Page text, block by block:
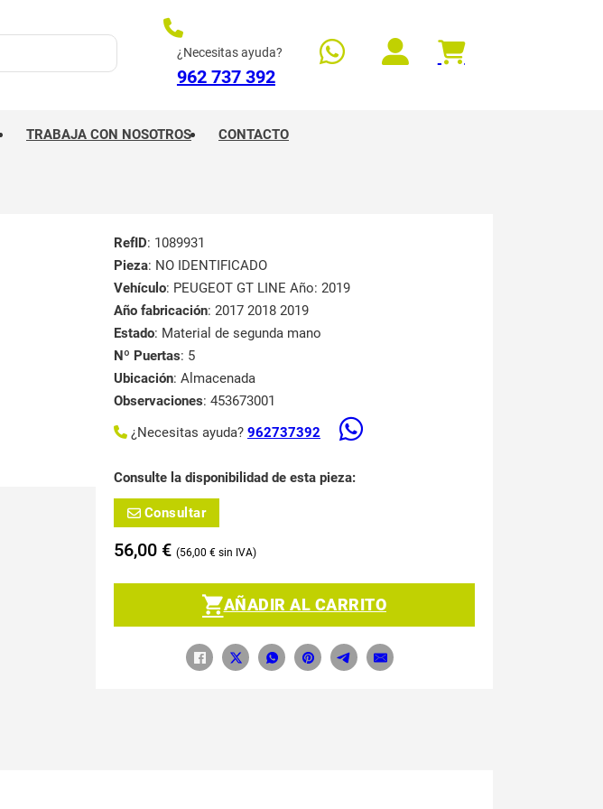
¿Necesitas ayuda?
962 737 392
TRABAJA CON NOSOTROS CONTACTO
RefID: 1089931
Pieza: NO IDENTIFICADO
Vehículo: PEUGEOT GT LINE Año: 2019
Año fabricación: 2017 2018 2019
Estado: Material de segunda mano
Nº Puertas: 5
Ubicación: Almacenada
Observaciones: 453673001
¿Necesitas ayuda? 962737392
Consulte la disponibilidad de esta pieza:
Consultar
56,00 € 56,00 €
AÑADIR AL CARRITO